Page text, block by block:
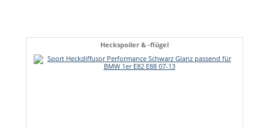
Heckspoiler & -flügel